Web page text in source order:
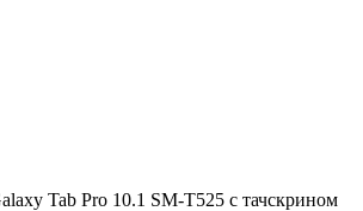
Tab Pro 10.1 SM-T525 c тачскрином